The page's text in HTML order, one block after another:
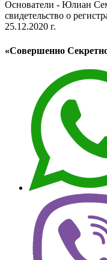
Основатели - Юлиан
свидетельство о
25.12.2020 г.
«Совершенно